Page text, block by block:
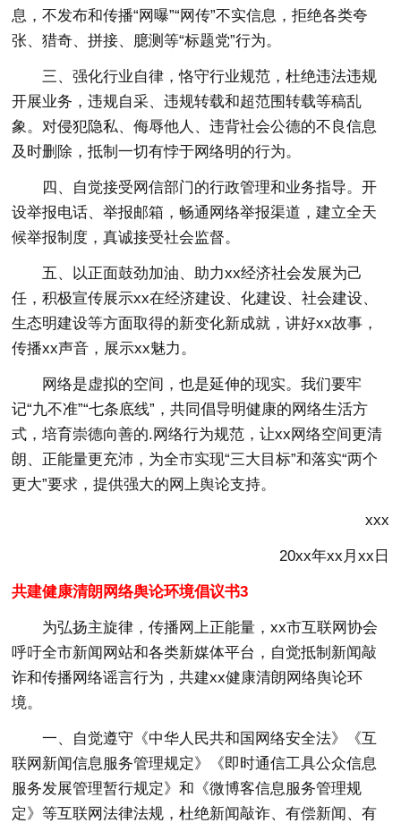
息，不发布和传播“网曝”“网传”不实信息，拒绝各类夸
张、猎奇、拼接、臆测等“标题党”行为。
三、强化行业自律，恪守行业规范，杜绝违法违规
开展业务，违规自采、违规转载和超范围转载等稿乱
象。对侵犯隐私、侮辱他人、违背社会公德的不良信息
及时删除，抵制一切有悖于网络明的行为。
四、自觉接受网信部门的行政管理和业务指导。开
设举报电话、举报邮箱，畅通网络举报渠道，建立全天
候举报制度，真诚接受社会监督。
五、以正面鼓劲加油、助力xx经济社会发展为己
任，积极宣传展示xx在经济建设、化建设、社会建设、
生态明建设等方面取得的新变化新成就，讲好xx故事，
传播xx声音，展示xx魅力。
网络是虚拟的空间，也是延伸的现实。我们要牢
记“九不准”“七条底线”，共同倡导明健康的网络生活方
式，培育崇德向善的.网络行为规范，让xx网络空间更清
朗、正能量更充沛，为全市实现“三大目标”和落实“两个
更大”要求，提供强大的网上舆论支持。
xxx
20xx年xx月xx日
共建健康清朗网络舆论环境倡议书3
为弘扬主旋律，传播网上正能量，xx市互联网协会
呼吁全市新闻网站和各类新媒体平台，自觉抵制新闻敲
诈和传播网络谣言行为，共建xx健康清朗网络舆论环
境。
一、自觉遵守《中华人民共和国网络安全法》《互
联网新闻信息服务管理规定》《即时通信工具公众信息
服务发展管理暂行规定》和《微博客信息服务管理规
定》等互联网法律法规，杜绝新闻敲诈、有偿新闻、有